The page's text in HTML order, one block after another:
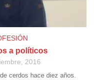
a políticos
2016
cerdos hace diez años.